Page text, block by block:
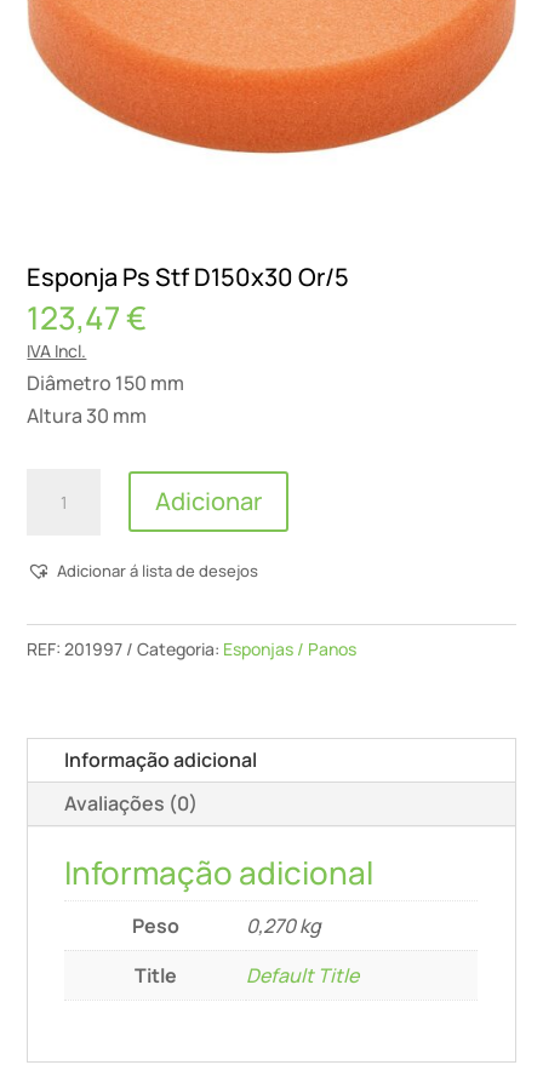
Esponja Ps Stf D150x30 Or/5
123,47€
IVA Incl.
Diâmetro 150 mm
Altura 30 mm
Quantidade
Ps
D150x30
Adicionar
Adicionar á lista de desejos
REF:201997 Categoria: Esponjas / Panos
Informação adicional
Avaliações (0)
Informação adicional
Peso
0,270 kg
Title
Default Title